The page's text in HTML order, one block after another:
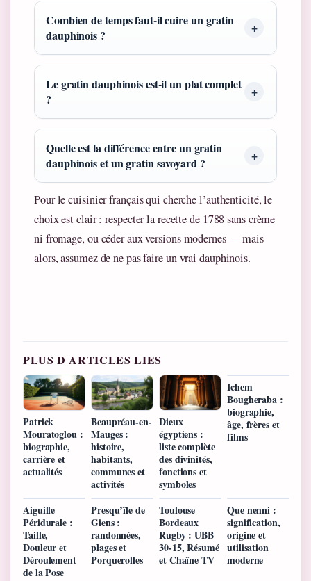
Combien de temps faut-il cuire un gratin
dauphinois ?
Le gratin dauphinois est-il un plat complet
?
Quelle est la différence entre un gratin
dauphinois et un gratin savoyard ?
Pour le cuisinier français qui cherche l’authenticité, le
choix est clair : respecter la recette de 1788 sans crème
ni fromage, ou céder aux versions modernes — mais
alors, assumez de ne pas faire un vrai dauphinois.
PLUS D ARTICLES LIES
Patrick
Mouratoglou :
biographie,
carrière et
actualités
Beaupréau-en-
Mauges :
histoire,
habitants,
communes et
activités
Dieux
égyptiens :
liste complète
des divinités,
fonctions et
symboles
Ichem
Bougheraba :
biographie,
âge, frères et
films
Aiguille
Péridurale :
Taille,
Douleur et
Déroulement
de la Pose
Presqu’île de
Giens :
randonnées,
plages et
Porquerolles
Toulouse
Bordeaux
Rugby : UBB
30-15, Résumé
et Chaîne TV
Que nenni :
signification,
origine et
utilisation
moderne